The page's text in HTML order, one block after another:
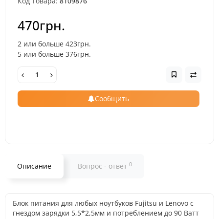
470грн.
2 или больше 423грн.
5 или больше 376грн.
Сообщить
Описание Вопрос - ответ 0
Блок питания для любых ноутбуков Fujitsu и Lenovo с
гнездом зарядки 5,5*2,5мм и потреблением до 90 Ватт